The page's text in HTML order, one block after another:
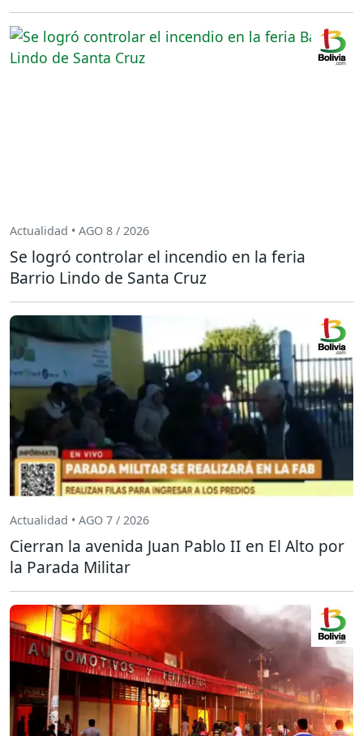
Actualidad • AGO 8 / 2026
Se logró controlar el incendio en la feria
Barrio Lindo de Santa Cruz
Actualidad • AGO 7 / 2026
Cierran la avenida Juan Pablo II en El Alto por
la Parada Militar